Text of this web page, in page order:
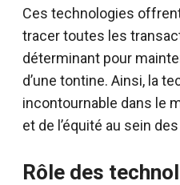
Ces technologies
tracer toutes les
déterminant pour
d’une tontine. Ainsi, la
incontournable dans le
et de l’équité au sein
Rôle des